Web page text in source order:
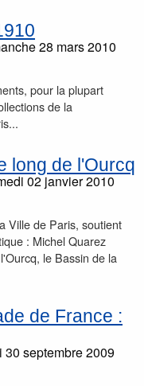
28 mars 2010
pour la plupart
de la
long de l'Ourcq
02 janvier 2010
Ville de Paris, soutient
: Michel Quarez
le Bassin de la
de France :
30 septembre 2009